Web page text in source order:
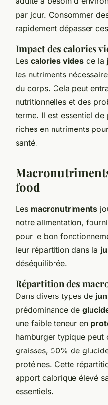
par jour. Consommer
rapidement dépasser
Impact des calories
Les calories vides de la
les nutriments
du corps. Cela peut
nutritionnelles et des
terme. Il est essentiel
riches en nutriments
santé.
food
Les macronutriments
notre alimentation,
pour le bon
leur répartition dans la
déséquilibrée.
Répartition des
Dans divers types de
prédominance de
une faible teneur en
hamburger typique
graisses, 50% de
protéines. Cette
apport calorique élevé
essentiels.